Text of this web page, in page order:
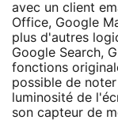
avec un client
Office, Google
plus d'autres
Google Search,
fonctions
possible de
luminosité de
son capteur de